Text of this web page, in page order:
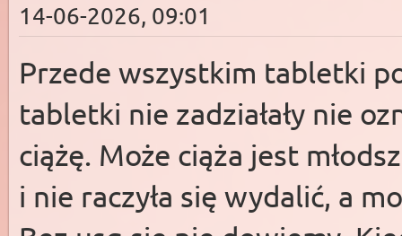
14-06-2026, 09:01
Przede wszystkim tabletki
tabletki nie zadziałały nie
ciążę. Może ciąża jest
i nie raczyła się wydalić, a